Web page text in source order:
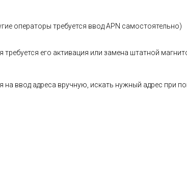
операторы требуется ввод APN самостоятельно)
требуется его активация или замена штатной
на ввод адреса вручную, искать нужный адрес при